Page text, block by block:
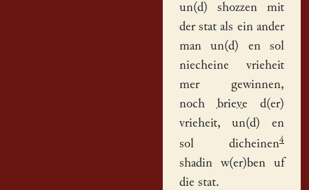
un(d) shozzen mit
der stat als ein ander
man un(d) en sol
niecheine vrieheit
mer gewinnen,
noch brieve d(er)
vrieheit, un(d) en
sol dicheinen4
shadin w(er)ben uf
die stat.